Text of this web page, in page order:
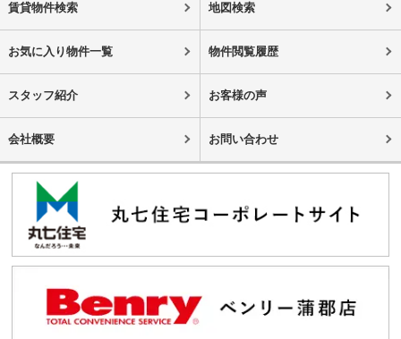
賃貸物件検索 地図検索
お気に入り物件一覧 物件閲覧履歴
スタッフ紹介 お客様の声
会社概要 お問い合わせ